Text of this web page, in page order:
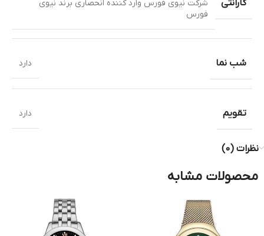
گارانتی
شرکت نیوی فورس وارد کننده انحصاری برند نیوی
فورس
شب نما دارد
تقویم دارد
نظرات (0)
محصولات مشابه